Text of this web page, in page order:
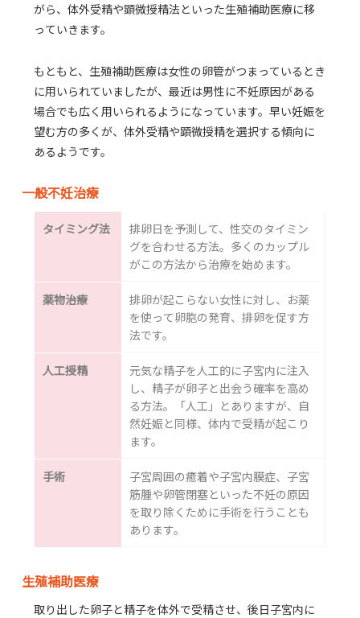
がら、体外受精や顕微授精法といった生殖補助医療に移
っていきます。
もともと、生殖補助医療は女性の卵管がつまっているとき
に用いられていましたが、最近は男性に不妊原因がある
場合でも広く用いられるようになっています。早い妊娠を
望む方の多くが、体外受精や顕微授精を選択する傾向に
あるようです。
一般不妊治療
タイミング法
排卵日を予測して、性交のタイミン
グを合わせる方法。多くのカップル
がこの方法から治療を始めます。
薬物治療
排卵が起こらない女性に対し、お薬
を使って卵胞の発育、排卵を促す方
法です。
人工授精
元気な精子を人工的に子宮内に注入
し、精子が卵子と出会う確率を高め
る方法。「人工」とありますが、自
然妊娠と同様、体内で受精が起こり
ます。
手術
子宮周囲の癒着や子宮内膜症、子宮
筋腫や卵管閉塞といった不妊の原因
を取り除くために手術を行うことも
あります。
生殖補助医療
取り出した卵子と精子を体外で受精させ、後日子宮内に